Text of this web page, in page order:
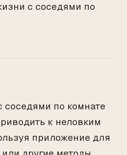
с соседями по
соседями по комнате
к неловким
приложение для